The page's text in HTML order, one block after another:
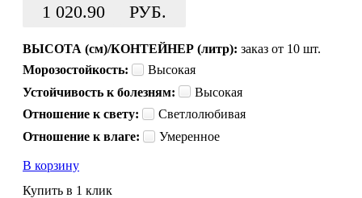
1 020.90 РУБ.
ВЫСОТА (см)/КОНТЕЙНЕР (литр): заказ от 10 шт.
Морозостойкость:
Высокая
Устойчивость к болезням:
Высокая
Отношение к свету:
Светлолюбивая
Отношение к влаге:
Умеренное
В корзину
Купить в 1 клик